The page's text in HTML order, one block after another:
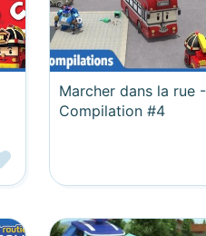
Marcher dans la rue -
Compilation #4